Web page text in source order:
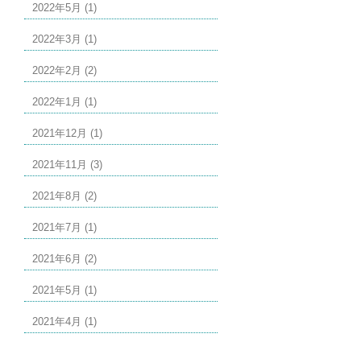
2022年5月 (1)
2022年3月 (1)
2022年2月 (2)
2022年1月 (1)
2021年12月 (1)
2021年11月 (3)
2021年8月 (2)
2021年7月 (1)
2021年6月 (2)
2021年5月 (1)
2021年4月 (1)